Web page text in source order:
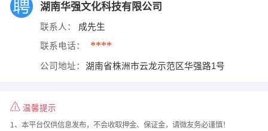
湖南华强文化科技有限公司
联系人： 成先生
联系电话： ****
公司地址： 湖南省株洲市云龙示范区华强路1号
温馨提示
1、本平台仅供信息发布，不会收取押金、保证金，请微友务必谨慎！